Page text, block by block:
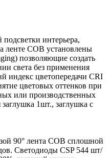
подсветки интерьера,
ленте COB установлены
позволяющие создать
света без применения
индекс цветопередачи CRI
цветовых оттенков при
или производственных
1шт., заглушка с
90° лента COB сплошной
Светодиоды CSP 544 шт/